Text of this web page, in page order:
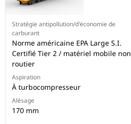
Stratégie antipollution/d'économie de
carburant
Norme américaine EPA Large S.I.
Certifié Tier 2 / matériel mobile non
routier
Aspiration
À turbocompresseur
Alésage
170 mm